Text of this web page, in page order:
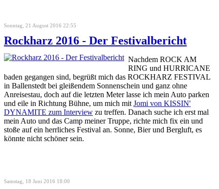
Sonntag, 21 August 2016 22:55
Rockharz 2016 - Der Festivalbericht
Nachdem ROCK AM
RING und HURRICANE
baden gegangen sind, begrüßt mich das ROCKHARZ FESTIVAL
in Ballenstedt bei gleißendem Sonnenschein und ganz ohne
Anreisestau, doch auf die letzten Meter lasse ich mein Auto parken
und eile in Richtung Bühne, um mich mit Jomi von KISSIN'
DYNAMITE zum Interview zu treffen. Danach suche ich erst mal
mein Auto und das Camp meiner Truppe, richte mich fix ein und
stoße auf ein herrliches Festival an. Sonne, Bier und Bergluft, es
könnte nicht schöner sein.
Samstag, 18 Juni 2016 18:00